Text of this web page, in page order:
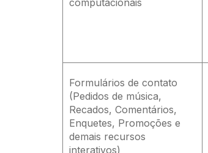
computacionais
Formulários de contato
(Pedidos de música,
Recados, Comentários,
Enquetes, Promoções e
demais recursos
interativos)